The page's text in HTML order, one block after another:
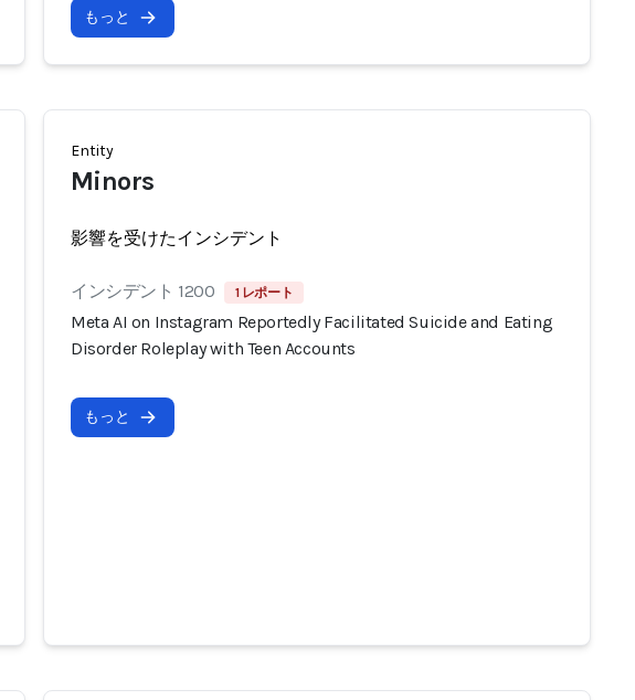
もっと
Entity
Minors
影響を受けたインシデント
インシデント 1200 1 レポート
Meta AI on Instagram Reportedly Facilitated Suicide and Eating
Disorder Roleplay with Teen Accounts
もっと